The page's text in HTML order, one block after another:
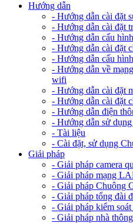
Hướng dẫn
- Hướng dẫn cài đặt
- Hướng dẫn cài đặt
- Hướng dẫn cấu
- Hướng dẫn cài đặt
- Hướng dẫn cấu
- Hướng dẫn về
wifi
- Hướng dẫn cài đặt
- Hướng dẫn cài đặt
- Hướng dẫn điện
- Hướng dẫn sử
- Tài liệu
- Cài đặt, sử dụng
Giải pháp
- Giải pháp camera
- Giải pháp mạng
- Giải pháp Chuông
- Giải pháp tổng đài
- Giải pháp kiểm soát
- Giải pháp nhà